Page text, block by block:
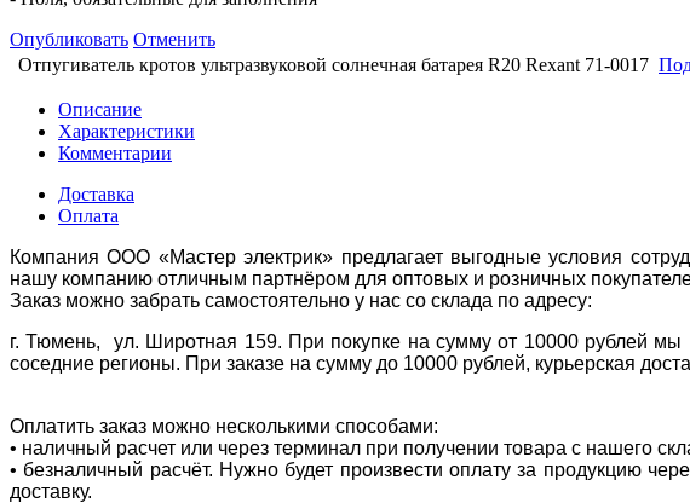
Опубликовать Отменить
Отпугиватель кротов ультразвуковой солнечная батарея R20 Rexant 71-0017
Описание
Характеристики
Комментарии
Доставка
Оплата
Компания ООО «Мастер электрик» предлагает выгодные условия
нашу компанию отличным партнёром для оптовых и розничных
Заказ можно забрать самостоятельно у нас со склада по адресу:
г. Тюмень, ул. Широтная 159. При покупке на сумму от 10000 рублей мы
соседние регионы. При заказе на сумму до 10000 рублей, курьерская
Оплатить заказ можно несколькими способами:
• наличный расчет или через терминал при получении товара с нашего
• безналичный расчёт. Нужно будет произвести оплату за продукцию
доставку.